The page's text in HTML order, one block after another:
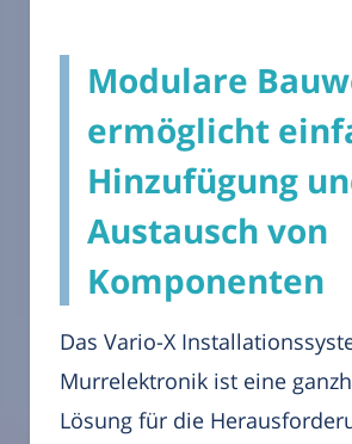
Modulare
ermöglicht
Hinzufügung
Austausch von
Komponenten
Das Vario-X
Murrelektronik ist eine
Lösung für die